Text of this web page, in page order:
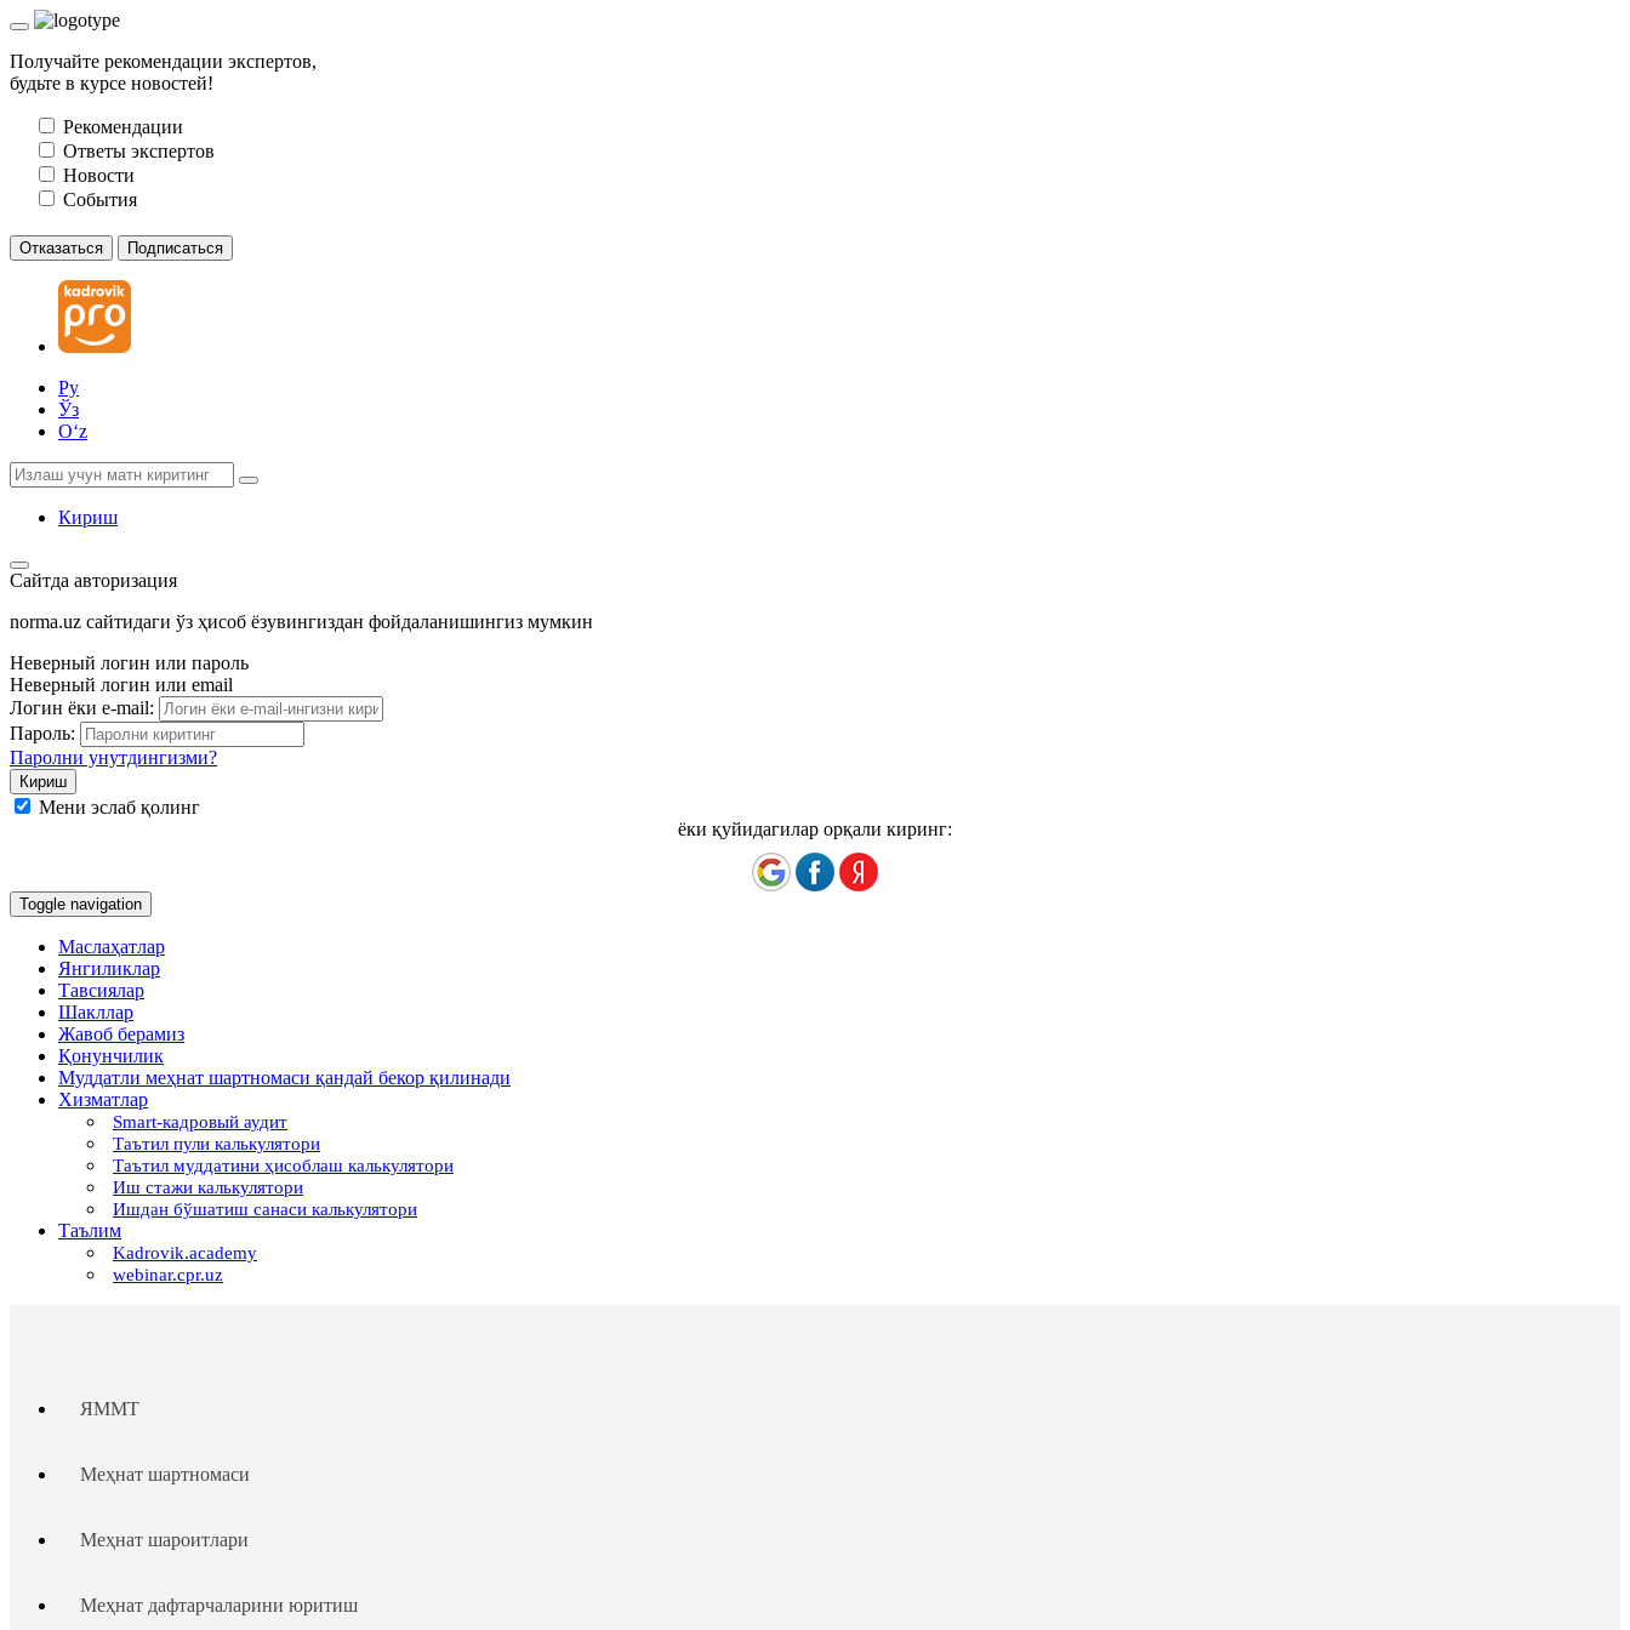
Получайте рекомендации экспертов,
будьте в курсе новостей!
Рекомендации
Ответы экспертов
Новости
События
Отказаться Подписаться
Ру
Ўз
Oʻz
Кириш
Сайтда авторизация
norma.uz сайтидаги ўз ҳисоб ёзувингиздан фойдаланишингиз мумкин
Неверный логин или пароль
Неверный логин или email
Логин ёки e-mail:
Пароль:
Паролни унутдингизми?
Мени эслаб қолинг
ёки қуйидагилар орқали киринг:
Toggle navigation
Маслаҳатлар
Янгиликлар
Тавсиялар
Шакллар
Жавоб берамиз
Қонунчилик
Муддатли меҳнат шартномаси қандай бекор қилинади
Хизматлар
Smart-кадровый аудит
Таътил пули калькулятори
Таътил муддатини ҳисоблаш калькулятори
Иш стажи калькулятори
Ишдан бўшатиш санаси калькулятори
Таълим
Kadrovik.academy
webinar.cpr.uz
ЯММТ
Меҳнат шартномаси
Меҳнат шароитлари
Меҳнат дафтарчаларини юритиш